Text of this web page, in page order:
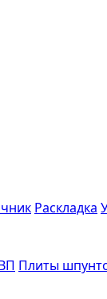
Раскладка
Плиты